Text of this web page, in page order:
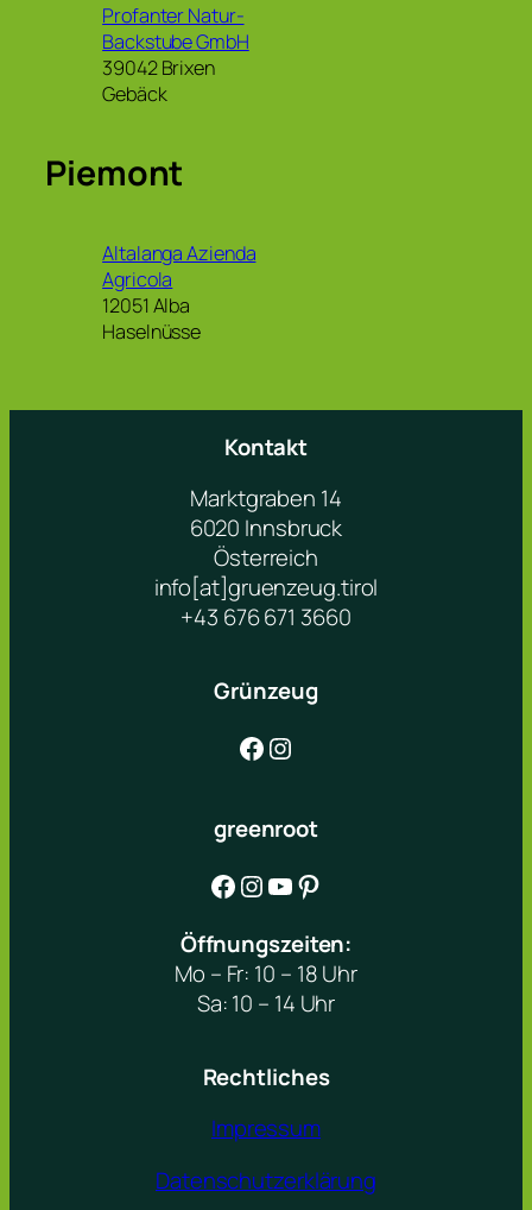
Profanter Natur-
Backstube GmbH
39042 Brixen
Gebäck
Piemont
Altalanga Azienda
Agricola
12051 Alba
Haselnüsse
Kontakt
Marktgraben 14
6020 Innsbruck
Österreich
info[at]gruenzeug.tirol
+43 676 671 3660
Grünzeug
Facebook Instagram
greenroot
Facebook Instagram YouTube Pinterest
Öffnungszeiten:
Mo – Fr: 10 – 18 Uhr
Sa: 10 – 14 Uhr
Rechtliches
Impressum
Datenschutzerklärung